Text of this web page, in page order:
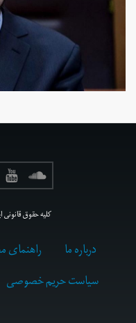
کلیه حقوق قانونی
درباره ما راهنمای
سیاست حریم خصوصی